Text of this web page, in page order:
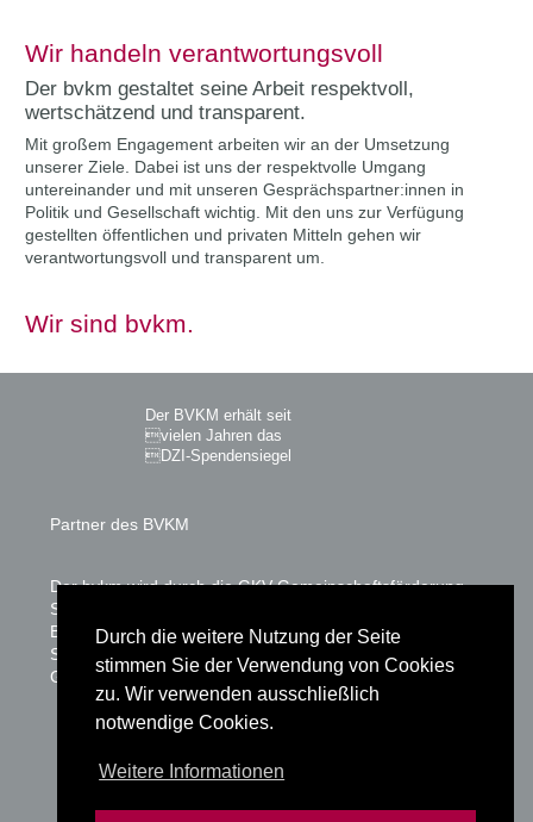
Durch die weitere Nutzung der Seite
stimmen Sie der Verwendung von Cookies
zu. Wir verwenden ausschließlich
notwendige Cookies.
Weitere Informationen
Wir handeln verantwortungsvoll
Der bvkm gestaltet seine Arbeit respektvoll,
wertschätzend und transparent.
Mit großem Engagement arbeiten wir an der Umsetzung
unserer Ziele. Dabei ist uns der respektvolle Umgang
untereinander und mit unseren Gesprächspartner:innen in
Politik und Gesellschaft wichtig. Mit den uns zur Verfügung
gestellten öffentlichen und privaten Mitteln gehen wir
verantwortungsvoll und transparent um.
Wir sind bvkm.
Der BVKM erhält seit
vielen Jahren das
DZI-Spendensiegel
Partner des BVKM
Der bvkm wird durch die GKV-Gemeinschaftsförderung
Selbsthilfe auf Bundesebene, vdek, AOK-Bundesverband,
BKK Dachverband, IKK, Knappschaft &
Sozialversicherung für Landwirtschaft, Forsten und
Gartenbau gefördert.